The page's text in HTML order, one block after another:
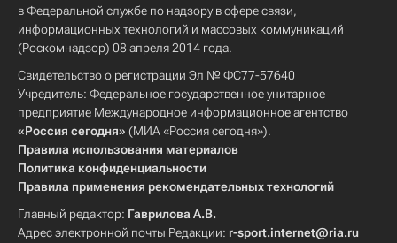
в Федеральной службе по надзору в сфере связи,
информационных технологий и массовых коммуникаций
(Роскомнадзор) 08 апреля 2014 года.
Свидетельство о регистрации Эл № ФС77-57640
Учредитель: Федеральное государственное унитарное
предприятие Международное информационное агентство
«Россия сегодня» (МИА «Россия сегодня»).
Правила использования материалов
Политика конфиденциальности
Правила применения рекомендательных технологий
Главный редактор: Гаврилова А.В.
Адрес электронной почты Редакции: r-sport.internet@ria.ru